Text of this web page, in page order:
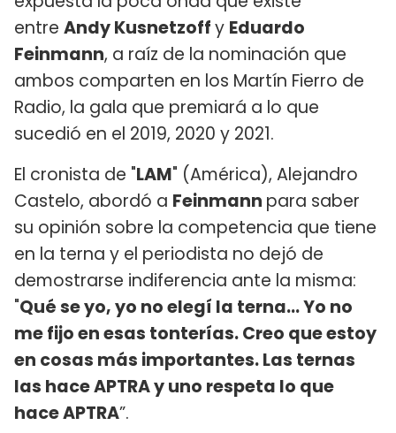
entre Andy Kusnetzoffy Eduardo
Feinmann, a raíz de la nominación que
ambos comparten en los Martín Fierro de
Radio, la gala que premiará a lo que
sucedió en el 2019, 2020 y 2021.
El cronista de "LAM" (América), Alejandro
Castelo, abordó a Feinmann para saber
su opinión sobre la competencia que tiene
en la terna y el periodista no dejó de
demostrarse indiferencia ante la misma:
"Qué se yo, yo no elegí la terna... Yo no
me fijo en esas tonterías. Creo que estoy
en cosas más importantes. Las ternas
las hace APTRA y uno respeta lo que
hace APTRA”.